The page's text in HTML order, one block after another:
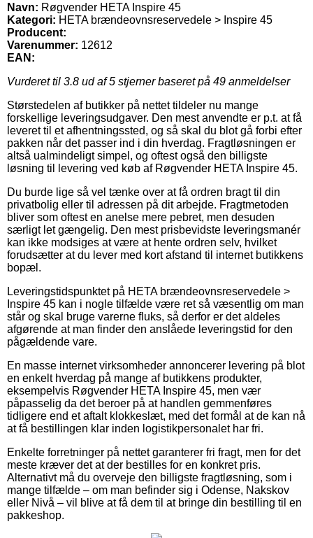
Navn: Røgvender HETA Inspire 45
Kategori: HETA brændeovnsreservedele > Inspire 45
Producent:
Varenummer: 12612
EAN:
Vurderet til 3.8 ud af 5 stjerner baseret på 49 anmeldelser
Størstedelen af butikker på nettet tildeler nu mange
forskellige leveringsudgaver. Den mest anvendte er p.t. at få
leveret til et afhentningssted, og så skal du blot gå forbi efter
pakken når det passer ind i din hverdag. Fragtløsningen er
altså ualmindeligt simpel, og oftest også den billigste
løsning til levering ved køb af Røgvender HETA Inspire 45.
Du burde lige så vel tænke over at få ordren bragt til din
privatbolig eller til adressen på dit arbejde. Fragtmetoden
bliver som oftest en anelse mere pebret, men desuden
særligt let gængelig. Den mest prisbevidste leveringsmanér
kan ikke modsiges at være at hente ordren selv, hvilket
forudsætter at du lever med kort afstand til internet butikkens
bopæl.
Leveringstidspunktet på HETA brændeovnsreservedele >
Inspire 45 kan i nogle tilfælde være ret så væsentlig om man
står og skal bruge varerne fluks, så derfor er det aldeles
afgørende at man finder den anslåede leveringstid for den
pågældende vare.
En masse internet virksomheder annoncerer levering på blot
en enkelt hverdag på mange af butikkens produkter,
eksempelvis Røgvender HETA Inspire 45, men vær
påpasselig da det beroer på at handlen gemmenføres
tidligere end et aftalt klokkeslæt, med det formål at de kan nå
at få bestillingen klar inden logistikpersonalet har fri.
Enkelte forretninger på nettet garanterer fri fragt, men for det
meste kræver det at der bestilles for en konkret pris.
Alternativt må du overveje den billigste fragtløsning, som i
mange tilfælde – om man befinder sig i Odense, Nakskov
eller Nivå – vil blive at få dem til at bringe din bestilling til en
pakkeshop.